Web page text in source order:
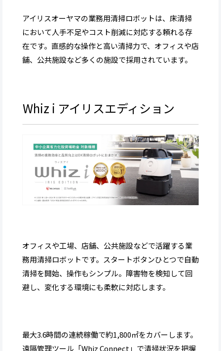
アイリスオーヤマの業務用清掃ロボットは、床清掃
において人手不足やコスト削減に対応する頼れる存
在です。直感的な操作と高い清掃力で、オフィスや店
舗、公共施設など多くの施設で採用されています。
Whiz i アイリスエディション
オフィスや工場、店舗、公共施設などで活躍する業
務用清掃ロボットです。スタートボタンひとつで自動
清掃を開始、操作もシンプル。障害物を検知して回
避し、変化する環境にも柔軟に対応します。
最大3.6時間の連続稼働で約1,800㎡をカバーします。
遠隔管理ツール「Whiz Connect」で清掃状況を把握